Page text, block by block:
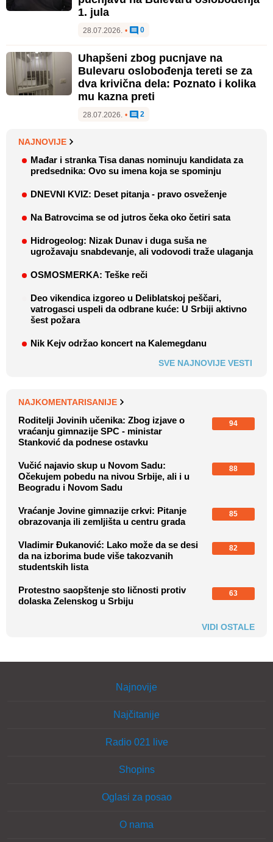
1. jula
28.07.2026. • 0
Uhapšeni zbog pucnjave na
Bulevaru oslobođenja tereti se za
dva krivična dela: Poznato i kolika
mu kazna preti
28.07.2026. • 2
NAJNOVIJE
Mađar i stranka Tisa danas nominuju kandidata za
predsednika: Ovo su imena koja se spominju
DNEVNI KVIZ: Deset pitanja - pravo osveženje
Na Batrovcima se od jutros čeka oko četiri sata
Hidrogeolog: Nizak Dunav i duga suša ne
ugrožavaju snabdevanje, ali vodovodi traže ulaganja
OSMOSMERKA: Teške reči
Deo vikendica izgoreo u Deliblatskoj peščari,
vatrogasci uspeli da odbrane kuće: U Srbiji aktivno
šest požara
Nik Kejv održao koncert na Kalemegdanu
SVE NAJNOVIJE VESTI
NAJKOMENTARISANIJE
Roditelji Jovinih učenika: Zbog izjave o
vraćanju gimnazije SPC - ministar
Stanković da podnese ostavku
94
Vučić najavio skup u Novom Sadu:
Očekujem pobedu na nivou Srbije, ali i u
Beogradu i Novom Sadu
88
Vraćanje Jovine gimnazije crkvi: Pitanje
obrazovanja ili zemljišta u centru grada
85
Vladimir Đukanović: Lako može da se desi
da na izborima bude više takozvanih
studentskih lista
82
Protestno saopštenje sto ličnosti protiv
dolaska Zelenskog u Srbiju
63
VIDI OSTALE
Najnovije
Najčitanije
Radio 021 live
Shopins
Oglasi za posao
O nama